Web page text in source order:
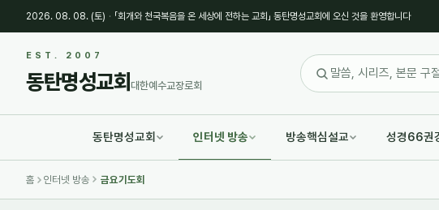
2026. 08. 08. (토) · 「회개와 천국복음을 온 세상에 전하는 교회」 동탄명성교회에 오신 것을 환영합니다
EST. 2007
동탄명성교회 대한예수교장로회
동탄명성교회 인터넷 방송 방송핵심설교 성경66권
홈 인터넷 방송 금요기도회
Sketchbook5, 스케치북5
Sketchbook5, 스케치북5
Sketchbook5, 스케치북5
Sketchbook5, 스케치북5